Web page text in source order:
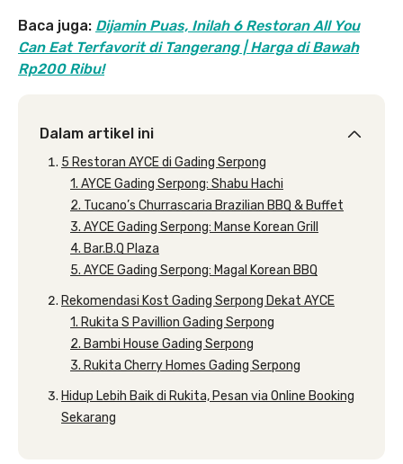
Baca juga: Dijamin Puas, Inilah 6 Restoran All You
Can Eat Terfavorit di Tangerang | Harga di Bawah
Rp200 Ribu!
Dalam artikel ini
5 Restoran AYCE di Gading Serpong
1. AYCE Gading Serpong: Shabu Hachi
2. Tucano’s Churrascaria Brazilian BBQ & Buffet
3. AYCE Gading Serpong: Manse Korean Grill
4. Bar.B.Q Plaza
5. AYCE Gading Serpong: Magal Korean BBQ
Rekomendasi Kost Gading Serpong Dekat AYCE
1. Rukita S Pavillion Gading Serpong
2. Bambi House Gading Serpong
3. Rukita Cherry Homes Gading Serpong
Hidup Lebih Baik di Rukita, Pesan via Online Booking
Sekarang